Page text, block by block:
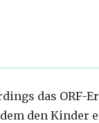
das ORF-
den Kinder